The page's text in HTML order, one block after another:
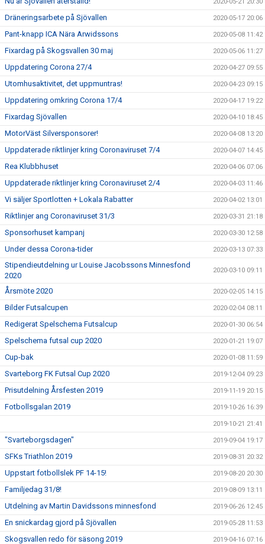
Dräneringsarbete på Sjövallen 2020-05-17 20:06
Pant-knapp ICA Nära Arwidssons 2020-05-08 11:42
Fixardag på Skogsvallen 30 maj 2020-05-06 11:27
Uppdatering Corona 27/4 2020-04-27 09:55
Utomhusaktivitet, det uppmuntras! 2020-04-23 09:15
Uppdatering omkring Corona 17/4 2020-04-17 19:22
Fixardag Sjövallen 2020-04-10 18:45
MotorVäst Silversponsorer! 2020-04-08 13:20
Uppdaterade riktlinjer kring Coronaviruset 7/4 2020-04-07 14:45
Rea Klubbhuset 2020-04-06 07:06
Uppdaterade riktlinjer kring Coronaviruset 2/4 2020-04-03 11:46
Vi säljer Sportlotten + Lokala Rabatter 2020-04-02 13:01
Riktlinjer ang Coronaviruset 31/3 2020-03-31 21:18
Sponsorhuset kampanj 2020-03-30 12:58
Under dessa Corona-tider 2020-03-13 07:33
Stipendieutdelning ur Louise Jacobssons Minnesfond
2020
2020-03-10 09:11
Årsmöte 2020 2020-02-05 14:15
Bilder Futsalcupen 2020-02-04 08:11
Redigerat Spelschema Futsalcup 2020-01-30 06:54
Spelschema futsal cup 2020 2020-01-21 19:07
Cup-bak 2020-01-08 11:59
Svarteborg FK Futsal Cup 2020 2019-12-04 09:23
Prisutdelning Årsfesten 2019 2019-11-19 20:15
Fotbollsgalan 2019 2019-10-26 16:39
2019-10-21 21:41
"Svarteborgsdagen" 2019-09-04 19:17
SFKs Triathlon 2019 2019-08-31 20:32
Uppstart fotbollslek PF 14-15! 2019-08-20 20:30
Familjedag 31/8! 2019-08-09 13:11
Utdelning av Martin Davidssons minnesfond 2019-06-26 12:45
En snickardag gjord på Sjövallen 2019-05-28 11:53
Skogsvallen redo för säsong 2019 2019-04-16 07:16